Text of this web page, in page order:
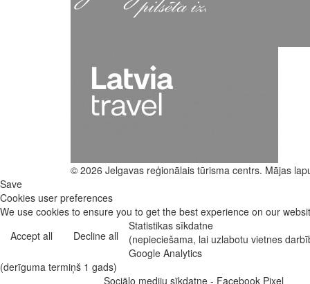
© 2026 Jelgavas reģionālais tūrisma centrs. Mājas
Save
Cookies user preferences
We use cookies to ensure you to get the best experience on our
Accept all
Decline all
Statistikas sīkdatne
(nepieciešama, lai uzlabotu vietnes
Google Analytics
(derīguma termiņš 1 gads)
Sociālo mediju sīkdatne - Facebook Pixel